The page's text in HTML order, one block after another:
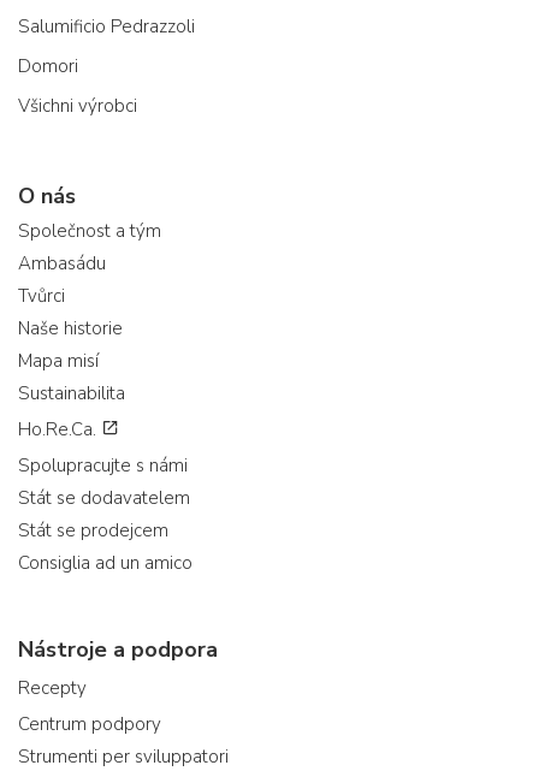
Salumificio Pedrazzoli
Domori
Všichni výrobci
O nás
Společnost a tým
Ambasádu
Tvůrci
Naše historie
Mapa misí
Sustainabilita
Ho.Re.Ca.
Spolupracujte s námi
Stát se dodavatelem
Stát se prodejcem
Consiglia ad un amico
Nástroje a podpora
Recepty
Centrum podpory
Strumenti per sviluppatori